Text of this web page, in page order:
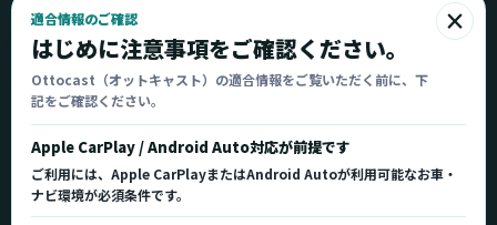
×
適合情報のご確認
はじめに注意事項をご確認ください。
Ottocast（オットキャスト）の適合情報をご覧いただく前に、下
記をご確認ください。
Apple CarPlay / Android Auto対応が前提です
ご利用には、Apple CarPlayまたはAndroid Autoが利用可能なお車・
ナビ環境が必須条件です。
Ottocast
オットキャスト
Ottocast正規販売代理店 Azgate株式会社
Ottocast（オットキャスト）の製品情報、車種適
合、サポート情報を日本国内向けに整理してご案内し
ます。